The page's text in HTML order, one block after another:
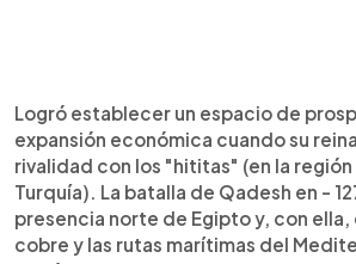
Logró establecer un espacio de
expansión económica cuando su
rivalidad con los "hititas" (en la
Turquía). La batalla de Qadesh en -
presencia norte de Egipto y, con ella,
cobre y las rutas marítimas del